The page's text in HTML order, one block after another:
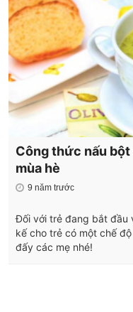
Công thức nấu bột
mùa hè
9 năm trước
Đối với trẻ đang bắt đầu
kế cho trẻ có một chế
đấy các mẹ nhé!